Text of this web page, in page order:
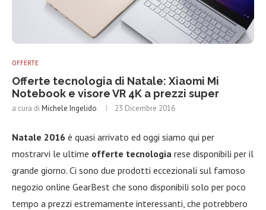
OFFERTE
Offerte tecnologia di Natale: Xiaomi Mi
Notebook e visore VR 4K a prezzi super
a cura di Michele Ingelido 23 Dicembre 2016
Natale 2016 è quasi arrivato ed oggi siamo qui per
mostrarvi le ultime offerte tecnologia rese disponibili per il
grande giorno. Ci sono due prodotti eccezionali sul famoso
negozio online GearBest che sono disponibili solo per poco
tempo a prezzi estremamente interessanti, che potrebbero